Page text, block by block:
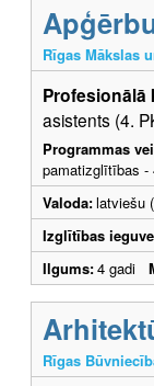
Rīgas Mākslas
asistents (4.
Programmas
pamatizglītības -
Valoda:latviešu
Izglītības
Ilgums:4 gadi
Rīgas